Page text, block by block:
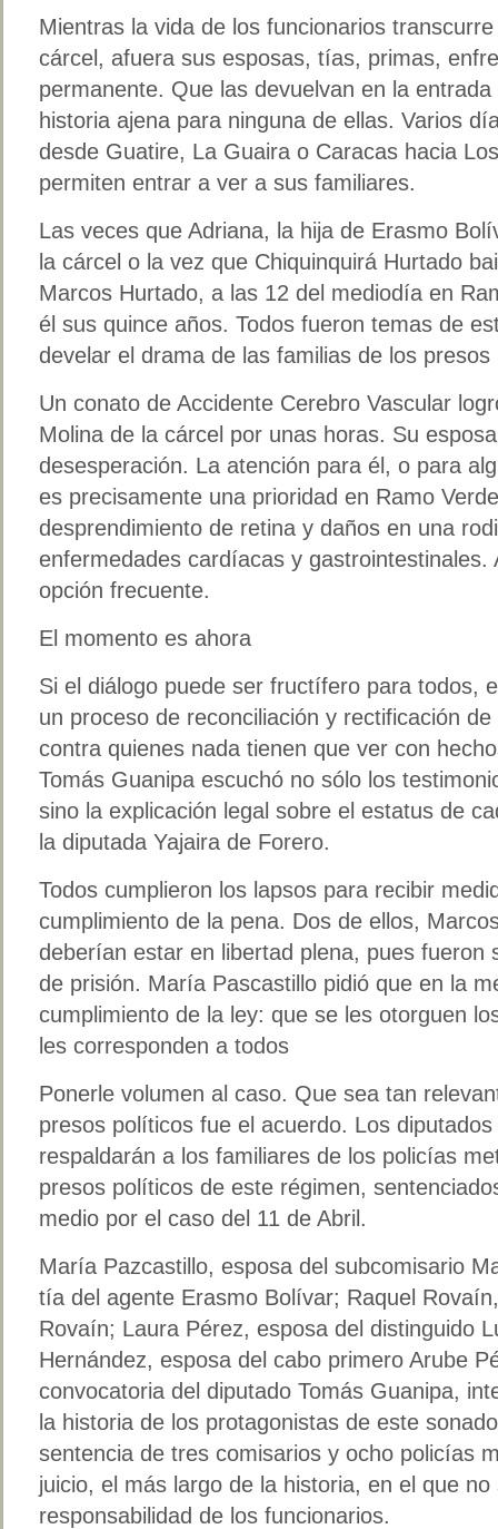
Mientras la vida de los funcionarios
cárcel, afuera sus esposas, tías, primas,
permanente. Que las devuelvan en la
historia ajena para ninguna de ellas. Varios
desde Guatire, La Guaira o Caracas hacia
permiten entrar a ver a sus familiares.
Las veces que Adriana, la hija de Erasmo
la cárcel o la vez que Chiquinquirá Hurtado
Marcos Hurtado, a las 12 del mediodía en
él sus quince años. Todos fueron temas de
develar el drama de las familias de los
Un conato de Accidente Cerebro Vascular
Molina de la cárcel por unas horas. Su
desesperación. La atención para él, o para
es precisamente una prioridad en Ramo
desprendimiento de retina y daños en una
enfermedades cardíacas y gastrointestinales.
opción frecuente.
El momento es ahora
Si el diálogo puede ser fructífero para todos,
un proceso de reconciliación y rectificación
contra quienes nada tienen que ver con
Tomás Guanipa escuchó no sólo los
sino la explicación legal sobre el estatus de
la diputada Yajaira de Forero.
Todos cumplieron los lapsos para recibir
cumplimiento de la pena. Dos de ellos,
deberían estar en libertad plena, pues fueron
de prisión. María Pascastillo pidió que en la
cumplimiento de la ley: que se les otorguen
les corresponden a todos
Ponerle volumen al caso. Que sea tan
presos políticos fue el acuerdo. Los
respaldarán a los familiares de los policías
presos políticos de este régimen,
medio por el caso del 11 de Abril.
María Pazcastillo, esposa del subcomisario
tía del agente Erasmo Bolívar; Raquel
Rovaín; Laura Pérez, esposa del distinguido
Hernández, esposa del cabo primero Arube
convocatoria del diputado Tomás Guanipa,
la historia de los protagonistas de este
sentencia de tres comisarios y ocho policías
juicio, el más largo de la historia, en el que
responsabilidad de los funcionarios.